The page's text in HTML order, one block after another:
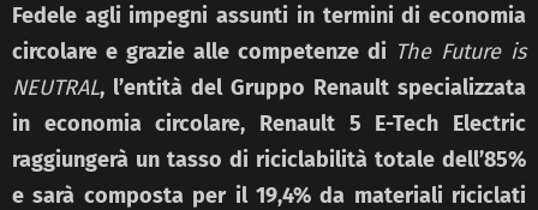
Fedele agli impegni assunti in termini di economia
circolare e grazie alle competenze di The Future is
NEUTRAL, l’entità del Gruppo Renault specializzata
in economia circolare, Renault 5 E-Tech Electric
raggiungerà un tasso di riciclabilità totale dell’85%
e sarà composta per il 19,4% da materiali riciclati